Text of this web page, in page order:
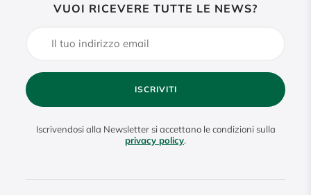
VUOI RICEVERE TUTTE LE NEWS?
ISCRIVITI
Iscrivendosi alla Newsletter si accettano le condizioni sulla
privacy policy.